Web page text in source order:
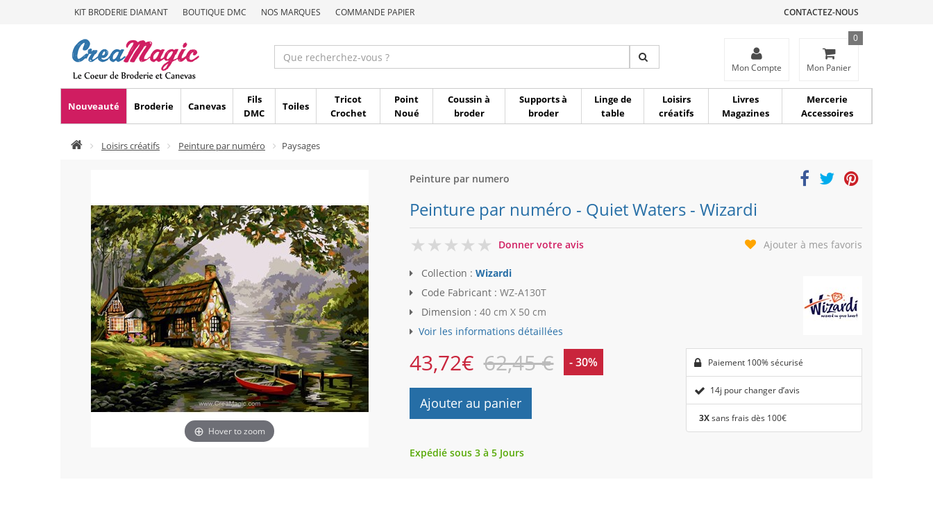
KIT BRODERIE DIAMANT BOUTIQUE DMC NOS MARQUES COMMANDE PAPIER CONTACTEZ-NOUS
Mon Compte Mon Panier
0
Nouveauté Broderie Canevas
Fils
DMC
Toiles
Tricot
Crochet
Point
Noué
Coussin à
broder
Supports à
broder
Linge de
table
Loisirs
créatifs
Livres
Magazines
Mercerie
Accessoires
Loisirs créatifs Peinture par numéro Paysages
Hover to zoom
Peinture par numero
Peinture par numéro - Quiet Waters - Wizardi
0
Donner votre avis Ajouter à mes favoris
Collection : Wizardi
Code Fabricant : WZ-A130T
Dimension : 40 cm X 50 cm
Voir les informations détaillées
43,72€ 62,45 € - 30%
Ajouter au panier
Paiement 100% sécurisé
14j pour changer d’avis
3Xsans frais dès 100€
Expédié sous 3 à 5 Jours